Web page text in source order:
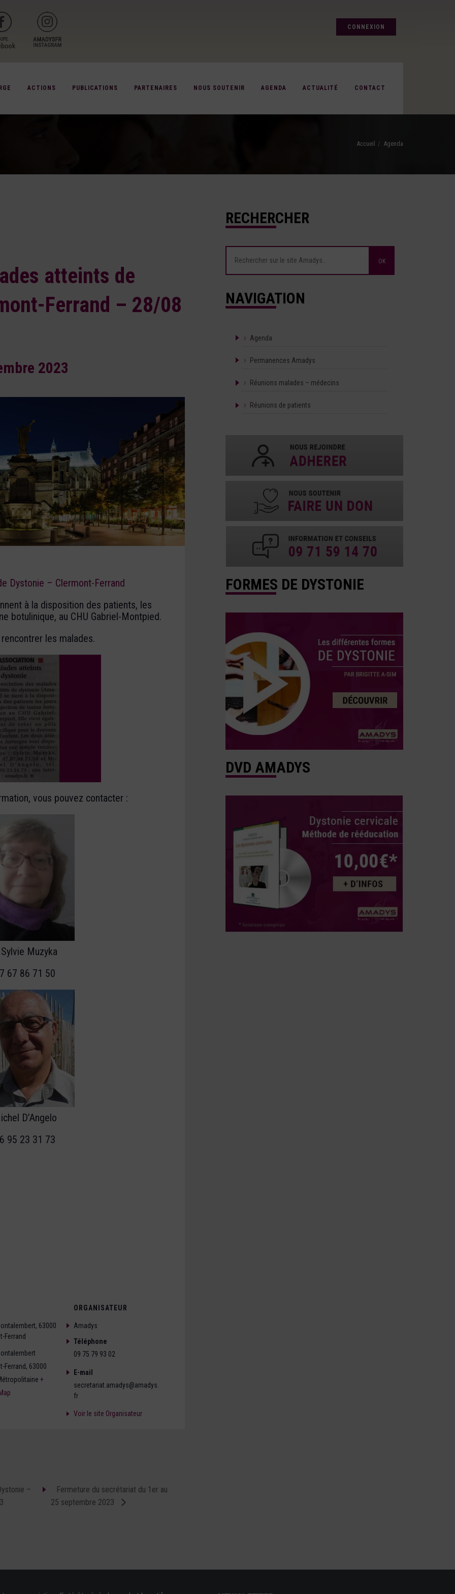
CONNEXION
ACTIONS PUBLICATIONS PARTENAIRES NOUS SOUTENIR AGENDA ACTUALITÉ CONTACT
Accueil Agenda
atteints de
Ferrand – 28/08
2023
Dystonie – Clermont-Ferrand
à la disposition des patients, les
botulinique, au CHU Gabriel-Montpied.
les malades.
vous pouvez contacter :
Sylvie Muzyka
67 86 71 50
D’Angelo
95 23 31 73
63000
Ferrand
Ferrand, 63000
+
ORGANISATEUR
Amadys
Téléphone
09 75 79 93 02
E-mail
secretariat.amadys@amadys.
fr
Voir le site Organisateur
–
Fermeture du secrétariat du 1er au
25 septembre 2023
RECHERCHER
NAVIGATION
Agenda
Permanences Amadys
Réunions malades – médecins
Réunions de patients
FORMES DE DYSTONIE
DVD AMADYS